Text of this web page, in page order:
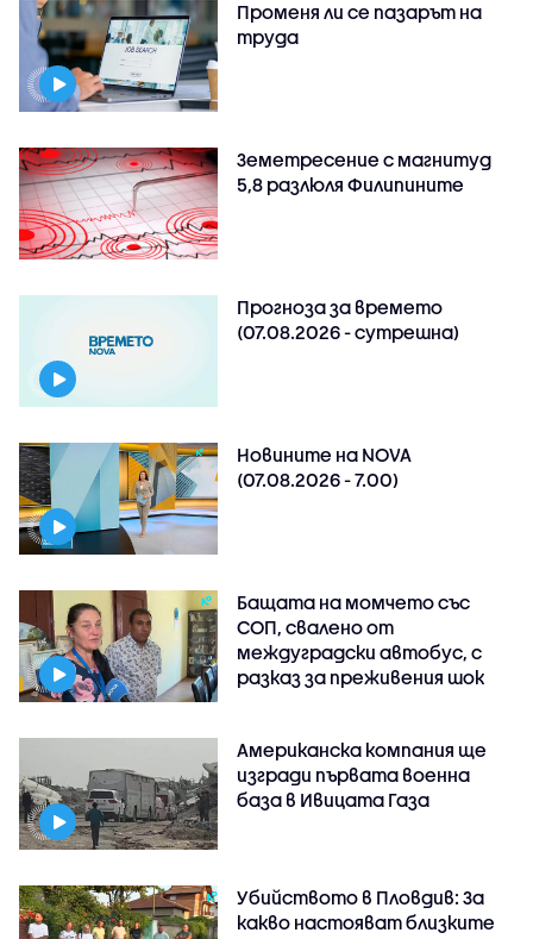
Променя ли се пазарът на
труда
Земетресение с магнитуд
5,8 разлюля Филипините
Прогноза за времето
(07.08.2026 - сутрешна)
Новините на NOVA
(07.08.2026 - 7.00)
Бащата на момчето със
СОП, свалено от
междуградски автобус, с
разказ за преживения шок
Американска компания ще
изгради първата военна
база в Ивицата Газа
Убийството в Пловдив: За
какво настояват близките